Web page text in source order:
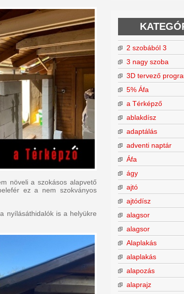
növeli a szokásos alapvető
ez a nem szokványos
nyílásáthidalók is a helyükre
2 szobából 3
3 nagy szoba
3D tervező
5% Áfa
a Térképző
ablakdísz
adaptálás
adventi naptár
Áfa
ágy
ajtó
ajtódísz
alagsor
alagsor
Alaplakás
alaplakás
alapozás
alaprajz